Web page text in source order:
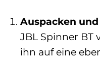
Auspacken
JBL Spinner BT
ihn auf eine